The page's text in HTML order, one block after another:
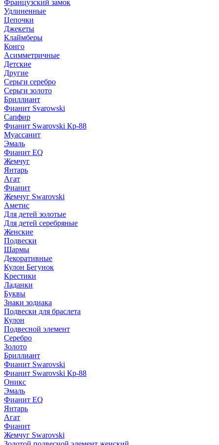
Французский замок
Удлиненные
Цепочки
Джекеты
Клаймберы
Конго
Асимметричные
Детские
Другие
Серьги серебро
Серьги золото
Бриллиант
Фианит Svarowski
Сапфир
Фианит Swarovski Кр-88
Муассанит
Эмаль
Фианит EQ
Жемчуг
Янтарь
Агат
Фианит
Жемчуг Swarovski
Аметис
Для детей золотые
Для детей серебряные
Женские
Подвески
Шармы
Декоративные
Кулон Бегунок
Крестики
Ладанки
Буквы
Знаки зодиака
Подвески для браслета
Кулон
Подвесной элемент
Серебро
Золото
Бриллиант
Фианит Swarovski
Фианит Swarovski Кр-88
Оникс
Эмаль
Фианит EQ
Янтарь
Агат
Фианит
Жемчуг Swarovski